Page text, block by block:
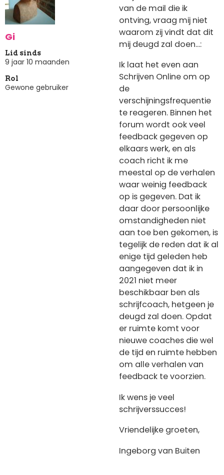
Gi
Lid sinds
9 jaar 10 maanden
Rol
Gewone gebruiker
van de mail die ik
ontving, vraag mij niet
waarom zij vindt dat dit
mij deugd zal doen...:
Ik laat het even aan
Schrijven Online om op
de
verschijningsfrequentie
te reageren. Binnen het
forum wordt ook veel
feedback gegeven op
elkaars werk, en als
coach richt ik me
meestal op de verhalen
waar weinig feedback
op is gegeven. Dat ik
daar door persoonlijke
omstandigheden niet
aan toe ben gekomen, is
tegelijk de reden dat ik al
enige tijd geleden heb
aangegeven dat ik in
2021 niet meer
beschikbaar ben als
schrijfcoach, hetgeen je
deugd zal doen. Opdat
er ruimte komt voor
nieuwe coaches die wel
de tijd en ruimte hebben
om alle verhalen van
feedback te voorzien.
Ik wens je veel
schrijverssucces!
Vriendelijke groeten,
Ingeborg van Buiten